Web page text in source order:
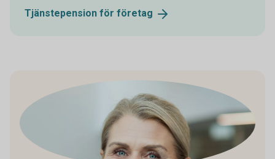
Tjänstepension för företag